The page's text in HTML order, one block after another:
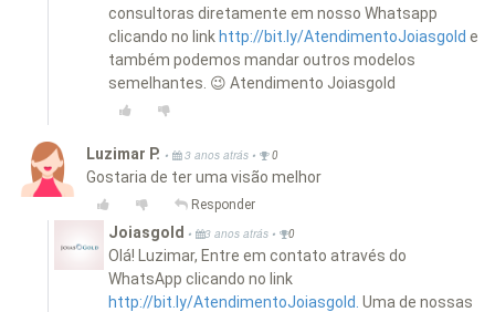
consultoras diretamente em nosso Whatsapp
clicando no link http://bit.ly/AtendimentoJoiasgold e
também podemos mandar outros modelos
semelhantes. 😉 Atendimento Joiasgold
Luzimar P. • 3 anos atrás • 0
Gostaria de ter uma visão melhor
Responder
Joiasgold • 3 anos atrás • 0
Olá! Luzimar, Entre em contato através do
WhatsApp clicando no link
http://bit.ly/AtendimentoJoiasgold. Uma de nossas